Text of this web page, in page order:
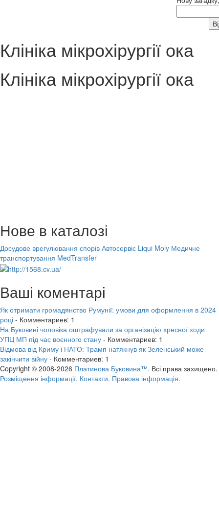
Клініка мікрохірургії ока
Клініка мікрохірургії ока
Нове в каталозі
Досудове врегулювання спорів Автосервіс Liqui Moly Медичне
транспортування MedTransfer
Ваші коментарі
Як отримати громадянство Румунії: умови для оформлення в 2024
році - Комментариев: 1
На Буковині чоловіка оштрафували за організацію хресної ходи
УПЦ МП під час воєнного стану - Комментариев: 1
Відмова від Криму і НАТО: Трамп натякнув як Зеленський може
закінчити війну - Комментариев: 1
Copyright © 2008-2026 Платинова Буковина™. Всі права захищено.
Розміщення інформації. Контакти. Правова інформація.